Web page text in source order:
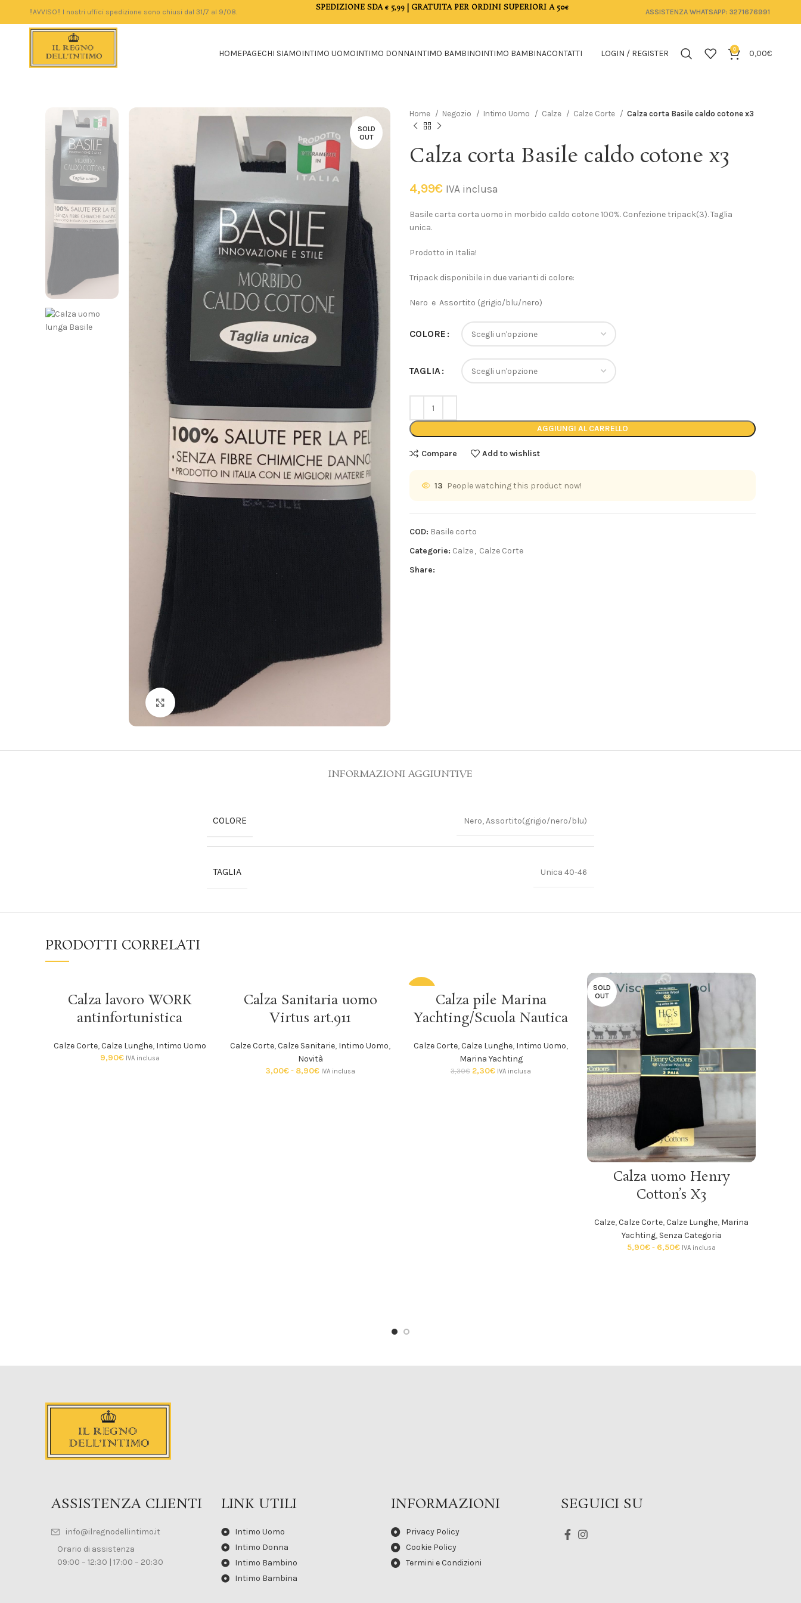
‼️AVVISO‼️ I nostri uffici spedizione sono chiusi dal 31/7 al 9/08. SPEDIZIONE SDA € 5,99 | GRATUITA PER ORDINI SUPERIORI A 50€ ASSISTENZA WHATSAPP: 3271676991
HOMEPAGECHI SIAMOINTIMO UOMOINTIMO DONNAINTIMO BAMBINOINTIMO BAMBINACONTATTI LOGIN / REGISTER 0 0,00€
SOLD
OUT
Click to enlarge
Home Negozio Intimo Uomo Calze Calze Corte Calza corta Basile caldo cotone x3
Calza corta Basile caldo cotone x3
4,99€ IVA inclusa
Basile carta corta uomo in morbido caldo cotone 100%. Confezione tripack(3). Taglia
unica.
Prodotto in Italia!
Tripack disponibile in due varianti di colore:
Nero e Assortito (grigio/blu/nero)
COLORE
TAGLIA
AGGIUNGI AL CARRELLO
Compare Add to wishlist
13 People watching this product now!
COD: Basile corto
Categorie: Calze, Calze Corte
Share:
INFORMAZIONI AGGIUNTIVE
COLORE Nero, Assortito(grigio/nero/blu)
TAGLIA Unica 40-46
PRODOTTI CORRELATI
Calza lavoro WORK
antinfortunistica
Calze Corte,Calze Lunghe, Intimo Uomo
9,90€ IVA inclusa
Calza Sanitaria uomo
Virtus art.911
Calze Corte,Calze Sanitarie, Intimo Uomo,
Novità
3,00€- 8,90€ IVA inclusa
SCEGLI
Calza pile Marina
Yachting/Scuola Nautica
Calze Corte,Calze Lunghe, Intimo Uomo,
Marina Yachting
3,30€ 2,30€ IVA inclusa
SOLD
OUT
Calza uomo Henry
Cotton’s X3
Calze,Calze Corte,Calze Lunghe, Marina
Yachting, Senza Categoria
5,90€- 6,50€ IVA inclusa
ASSISTENZA CLIENTI
info@ilregnodellintimo.it
Orario di assistenza
09:00 – 12:30 | 17:00 – 20:30
LINK UTILI
Intimo Uomo
Intimo Donna
Intimo Bambino
Intimo Bambina
INFORMAZIONI
Privacy Policy
Cookie Policy
Termini e Condizioni
SEGUICI SU